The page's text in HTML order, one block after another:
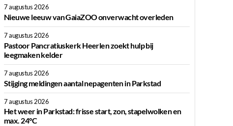
7 augustus 2026
Nieuwe leeuw van GaiaZOO onverwacht overleden
7 augustus 2026
Pastoor Pancratiuskerk Heerlen zoekt hulp bij
leegmaken kelder
7 augustus 2026
Stijging meldingen aantal nepagenten in Parkstad
7 augustus 2026
Het weer in Parkstad: frisse start, zon, stapelwolken en
max. 24°C